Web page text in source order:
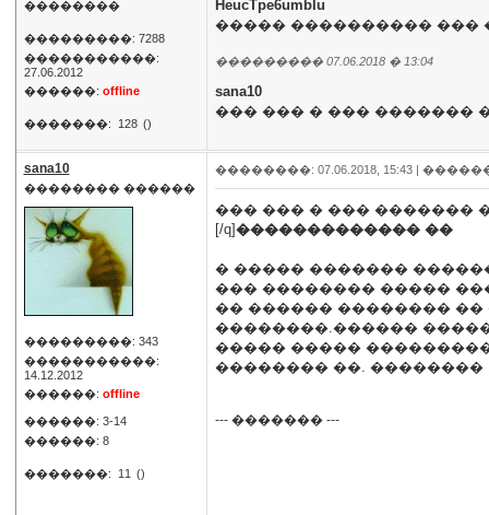
��������
���������: 7288
�����������:
27.06.2012
������: offline
�������: 128 ()
HeucTpe6umbIu
����� ���������� ���
��������� 07.06.2018 � 13:04
sana10
��� ��� � ��� �������
sana10
�������� ������
���������: 343
�����������:
14.12.2012
������: offline
������: 3-14
������: 8
�������: 11 ()
��������: 07.06.2018, 15:43 |
��� ��� � ��� �������
[/q]������������� ��
� ����� �������
��� �������� �����
�� ������ ��������
��������.������
����� �����
�������� ��. ��������
--- ������� ---